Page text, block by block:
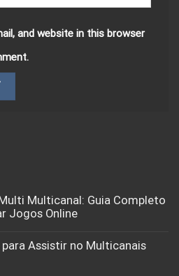
and website in this browser
Multicanal: Guia Completo
Jogos Online
para Assistir no Multicanais